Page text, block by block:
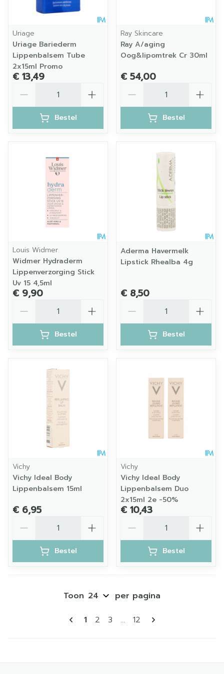
Uriage
Uriage Bariederm
Lippenbalsem Tube
2x15ml Promo
€ 13,49
Bestel
Ray Skincare
Ray A/aging
Oog&lipomtrek Cr 30ml
€ 54,00
Bestel
Louis Widmer
Widmer Hydraderm
Lippenverzorging Stick
Uv 15 4,5ml
€ 9,90
Bestel
Aderma Havermelk
Lipstick Rhealba 4g
€ 8,50
Bestel
Vichy
Vichy Ideal Body
Lippenbalsem 15ml
€ 6,95
Bestel
Vichy
Vichy Ideal Body
Lippenbalsem Duo
2x15ml 2e -50%
€ 10,43
Bestel
Pagina's
U lees momenteel pagina
1 Pagina
2 Pagina
3 ... Pagina
12
Toon per pagina